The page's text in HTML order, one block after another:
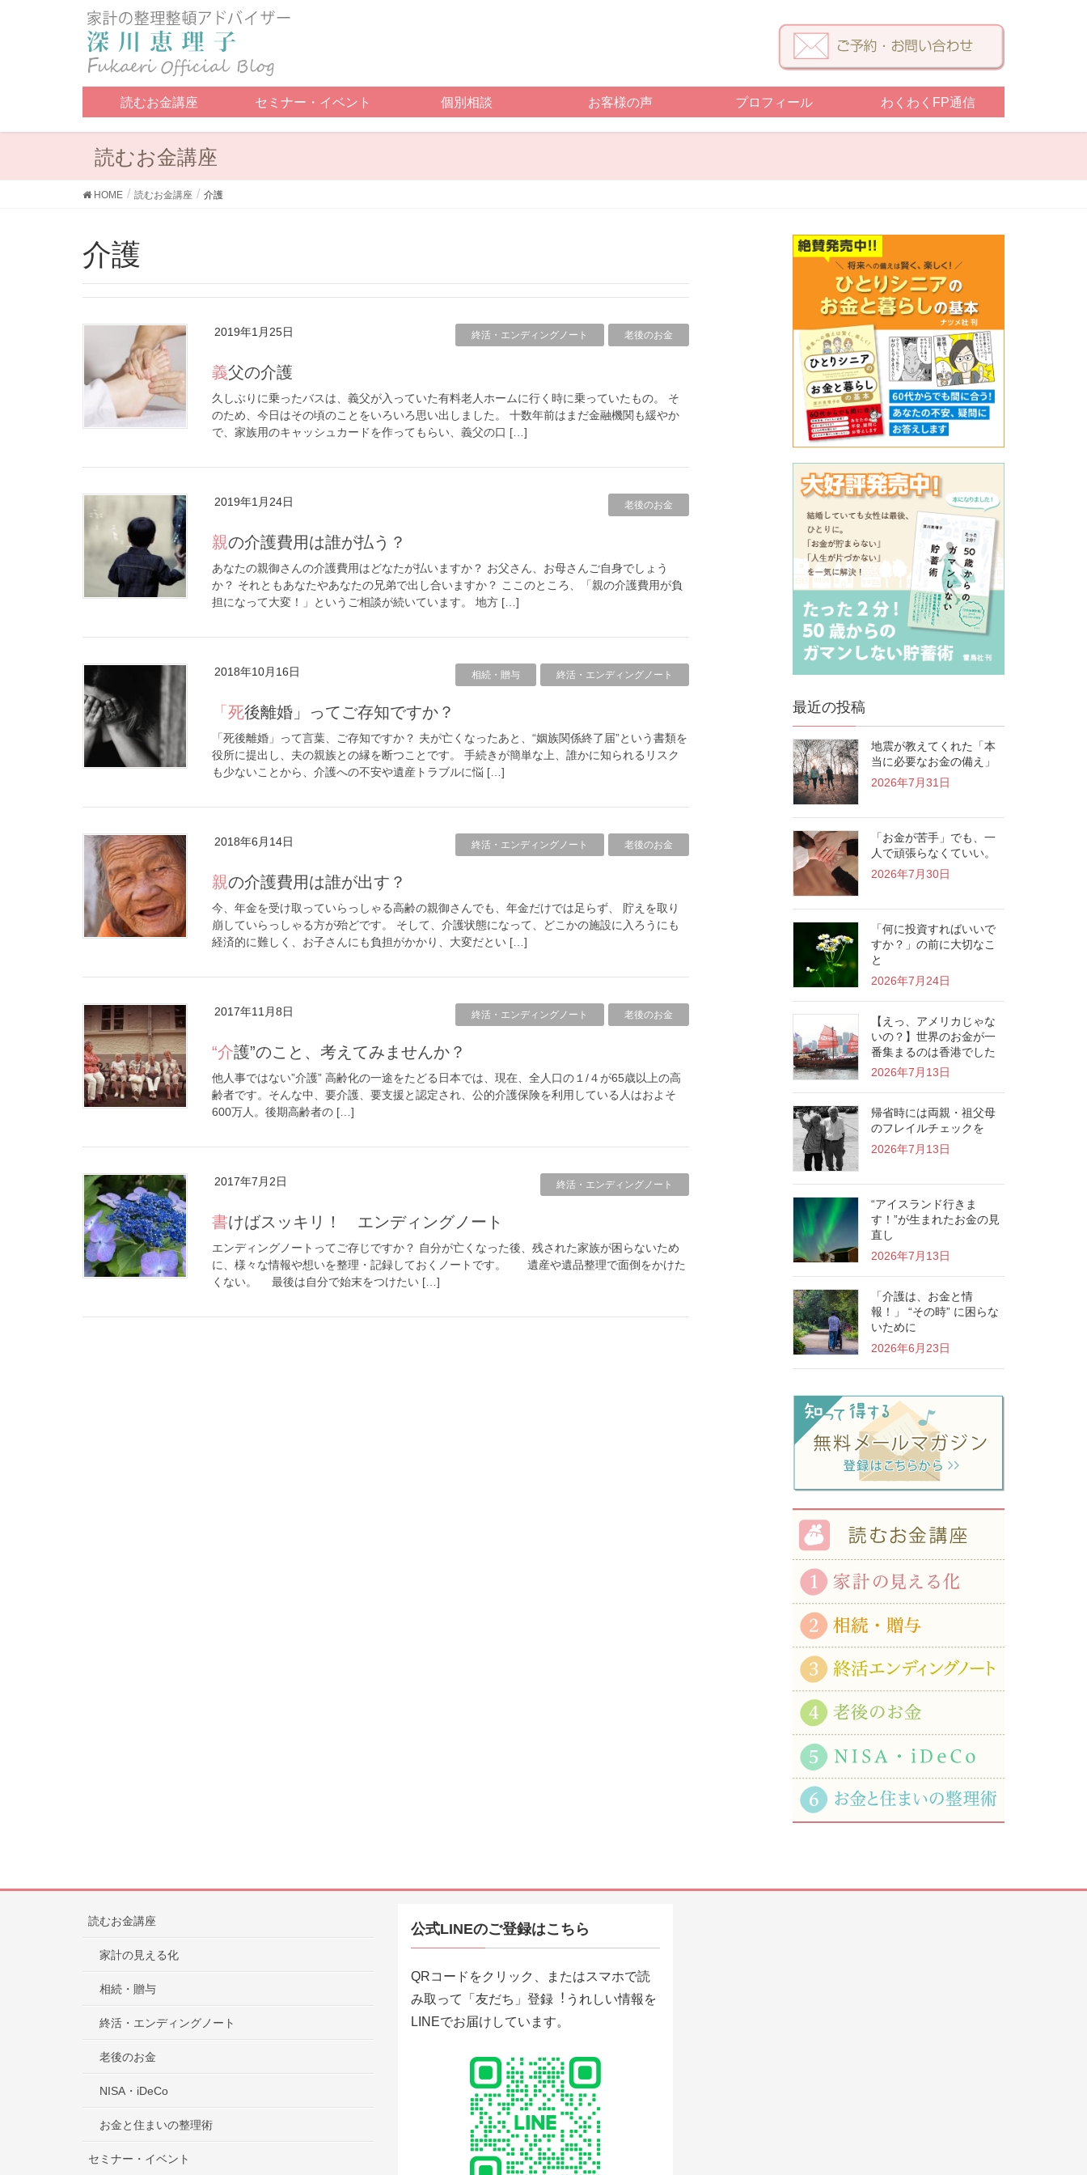
読むお金講座 セミナー・イベント 個別相談 お客様の声 プロフィール わくわくFP通信
読むお金講座
HOME 読むお金講座 介護
介護
2019年1月25日 終活・エンディングノート 老後のお金
義父の介護
久しぶりに乗ったバスは、義父が入っていた有料老人ホームに行く時に乗っていたもの。 そ
のため、今日はその頃のことをいろいろ思い出しました。 十数年前はまだ金融機関も緩やか
で、家族用のキャッシュカードを作ってもらい、義父の口 […]
2019年1月24日 老後のお金
親の介護費用は誰が払う？
あなたの親御さんの介護費用はどなたが払いますか？ お父さん、お母さんご自身でしょう
か？ それともあなたやあなたの兄弟で出し合いますか？ ここのところ、「親の介護費用が負
担になって大変！」というご相談が続いています。 地方 […]
2018年10月16日 相続・贈与 終活・エンディングノート
「死後離婚」ってご存知ですか？
「死後離婚」って言葉、ご存知ですか？ 夫が亡くなったあと、“姻族関係終了届”という書類を
役所に提出し、夫の親族との縁を断つことです。 手続きが簡単な上、誰かに知られるリスク
も少ないことから、介護への不安や遺産トラブルに悩 […]
2018年6月14日 終活・エンディングノート 老後のお金
親の介護費用は誰が出す？
今、年金を受け取っていらっしゃる高齢の親御さんでも、年金だけでは足らず、 貯えを取り
崩していらっしゃる方が殆どです。 そして、介護状態になって、どこかの施設に入ろうにも
経済的に難しく、お子さんにも負担がかかり、大変だとい […]
2017年11月8日 終活・エンディングノート 老後のお金
“介護”のこと、考えてみませんか？
他人事ではない”介護” 高齢化の一途をたどる日本では、現在、全人口の１/４が65歳以上の高
齢者です。そんな中、要介護、要支援と認定され、公的介護保険を利用している人はおよそ
600万人。後期高齢者の […]
2017年7月2日 終活・エンディングノート
書けばスッキリ！ エンディングノート
エンディングノートってご存じですか？ 自分が亡くなった後、残された家族が困らないため
に、様々な情報や想いを整理・記録しておくノートです。 遺産や遺品整理で面倒をかけた
くない。 最後は自分で始末をつけたい […]
最近の投稿
地震が教えてくれた「本
当に必要なお金の備え」
2026年7月31日
「お金が苦手」でも、一
人で頑張らなくていい。
2026年7月30日
「何に投資すればいいで
すか？」の前に大切なこ
と
2026年7月24日
【えっ、アメリカじゃな
いの？】世界のお金が一
番集まるのは香港でした
2026年7月13日
帰省時には両親・祖父母
のフレイルチェックを
2026年7月13日
“アイスランド行きま
す！”が生まれたお金の見
直し
2026年7月13日
「介護は、お金と情
報！」 “その時” に困らな
いために
2026年6月23日
読むお金講座
家計の見える化
相続・贈与
終活・エンディングノート
老後のお金
NISA・iDeCo
お金と住まいの整理術
セミナー・イベント
公式LINEのご登録はこちら
QRコードをクリック、またはスマホで読
み取って「友だち」登録︕うれしい情報を
LINEでお届けしています。